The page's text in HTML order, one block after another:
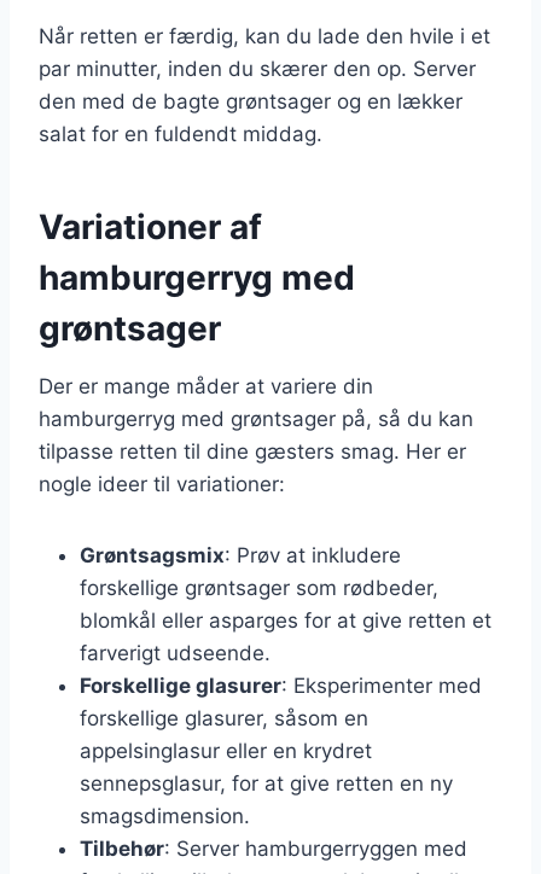
Når retten er færdig, kan du lade den hvile i et
par minutter, inden du skærer den op. Server
den med de bagte grøntsager og en lækker
salat for en fuldendt middag.
Variationer af
hamburgerryg med
grøntsager
Der er mange måder at variere din
hamburgerryg med grøntsager på, så du kan
tilpasse retten til dine gæsters smag. Her er
nogle ideer til variationer:
Grøntsagsmix: Prøv at inkludere
forskellige grøntsager som rødbeder,
blomkål eller asparges for at give retten et
farverigt udseende.
Forskellige glasurer: Eksperimenter med
forskellige glasurer, såsom en
appelsinglasur eller en krydret
sennepsglasur, for at give retten en ny
smagsdimension.
Tilbehør: Server hamburgerryggen med